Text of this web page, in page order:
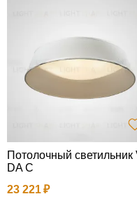
Потолочный светильник
DA C
23 221